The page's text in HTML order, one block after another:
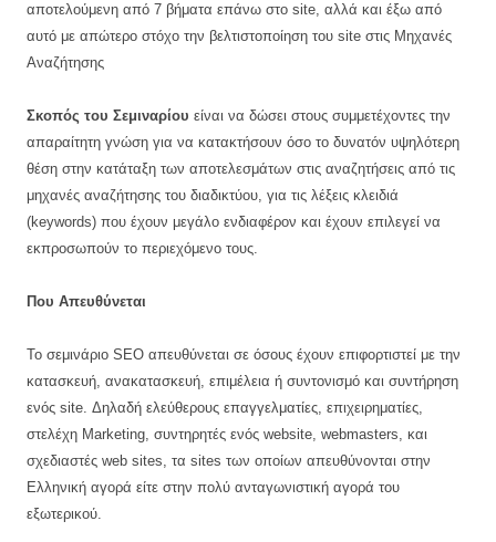
αποτελούμενη από 7 βήματα επάνω στο site, αλλά και έξω από
αυτό με απώτερο στόχο την βελτιστοποίηση του site στις Μηχανές
Αναζήτησης
Σκοπός του Σεμιναρίου είναι να δώσει στους συμμετέχοντες την
απαραίτητη γνώση για να κατακτήσουν όσο το δυνατόν υψηλότερη
θέση στην κατάταξη των αποτελεσμάτων στις αναζητήσεις από τις
μηχανές αναζήτησης του διαδικτύου, για τις λέξεις κλειδιά
(keywords) που έχουν μεγάλο ενδιαφέρον και έχουν επιλεγεί να
εκπροσωπούν το περιεχόμενο τους.
Που Απευθύνεται
Το σεμινάριο SEO απευθύνεται σε όσους έχουν επιφορτιστεί με την
κατασκευή, ανακατασκευή, επιμέλεια ή συντονισμό και συντήρηση
ενός site. Δηλαδή ελεύθερους επαγγελματίες, επιχειρηματίες,
στελέχη Marketing, συντηρητές ενός website, webmasters, και
σχεδιαστές web sites, τα sites των οποίων απευθύνονται στην
Ελληνική αγορά είτε στην πολύ ανταγωνιστική αγορά του
εξωτερικού.